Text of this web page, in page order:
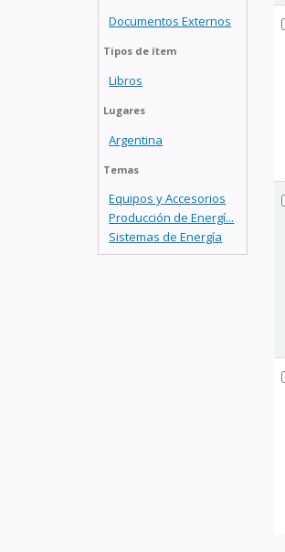
Documentos Externos
Tipos de ítem
Libros
Lugares
Argentina
Temas
Equipos y Accesorios
Producción de Energí...
Sistemas de Energía